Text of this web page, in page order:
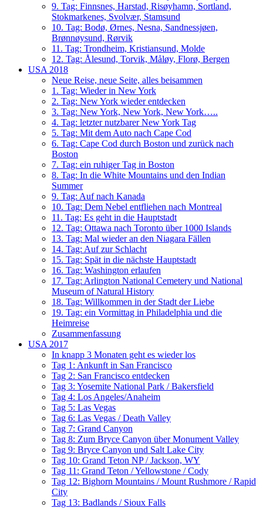
9. Tag: Finnsnes, Harstad, Risøyhamn, Sortland,
Stokmarkenes, Svolvær, Stamsund
10. Tag: Bodø, Ørnes, Nesna, Sandnessjøen,
Brønnøysund, Rørvik
11. Tag: Trondheim, Kristiansund, Molde
12. Tag: Ålesund, Torvik, Måløy, Florø, Bergen
USA 2018
Neue Reise, neue Seite, alles beisammen
1. Tag: Wieder in New York
2. Tag: New York wieder entdecken
3. Tag: New York, New York, New York…..
4. Tag: letzter nutzbarer New York Tag
5. Tag: Mit dem Auto nach Cape Cod
6. Tag: Cape Cod durch Boston und zurück nach
Boston
7. Tag: ein ruhiger Tag in Boston
8. Tag: In die White Mountains und den Indian
Summer
9. Tag: Auf nach Kanada
10. Tag: Dem Nebel entfliehen nach Montreal
11. Tag: Es geht in die Hauptstadt
12. Tag: Ottawa nach Toronto über 1000 Islands
13. Tag: Mal wieder an den Niagara Fällen
14. Tag: Auf zur Schlacht
15. Tag: Spät in die nächste Hauptstadt
16. Tag: Washington erlaufen
17. Tag: Arlington National Cemetery und National
Museum of Natural History
18. Tag: Willkommen in der Stadt der Liebe
19. Tag: ein Vormittag in Philadelphia und die
Heimreise
Zusammenfassung
USA 2017
In knapp 3 Monaten geht es wieder los
Tag 1: Ankunft in San Francisco
Tag 2: San Francisco entdecken
Tag 3: Yosemite National Park / Bakersfield
Tag 4: Los Angeles/Anaheim
Tag 5: Las Vegas
Tag 6: Las Vegas / Death Valley
Tag 7: Grand Canyon
Tag 8: Zum Bryce Canyon über Monument Valley
Tag 9: Bryce Canyon und Salt Lake City
Tag 10: Grand Teton NP / Jackson, WY
Tag 11: Grand Teton / Yellowstone / Cody
Tag 12: Bighorn Mountains / Mount Rushmore / Rapid
City
Tag 13: Badlands / Sioux Falls